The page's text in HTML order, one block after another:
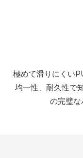
極めて滑りにくい
均一性、耐久性で
の完璧な